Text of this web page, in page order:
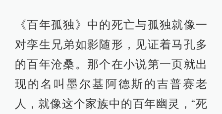
《百年孤独》中的死亡与孤独就像一
对孪生兄弟如影随形，见证着马孔多
的百年沧桑。那个在小说第一页就出
现的名叫墨尔基阿德斯的吉普赛老
人，就像这个家族中的百年幽灵，“死